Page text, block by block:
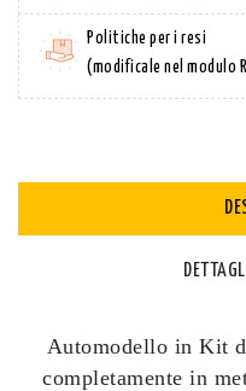
Politiche per i resi
(modificale nel modulo
Automodello in Kit
completamente in